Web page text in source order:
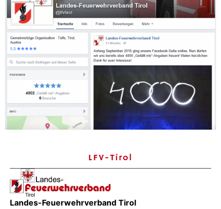
LFV-Tirol
Landes-Feuerwehrverband Tirol